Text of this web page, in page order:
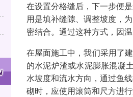
在设置分格缝后，下一步便
用是填补缝隙、调整坡度，
密结合。通过这种方式，因
在屋面施工中，我们采用了
的水泥炉渣或水泥膨胀混凝
水坡度和流水方向，通过鱼
砌时，应使用滚筒和尺方进